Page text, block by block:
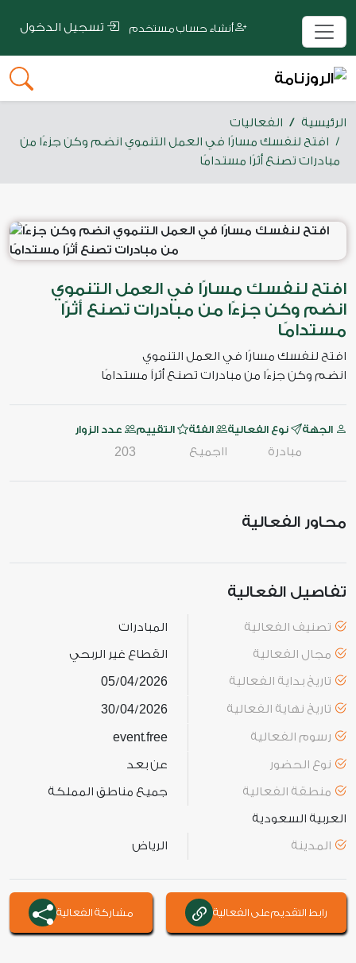
الرئيسية
الفعاليات
‏افتح لنفسك مسارًا في العمل التنموي ‏انضم وكن جزءًا من
مبادرات تصنع أثرًا مستدامًا
‏افتح لنفسك مسارًا في العمل التنموي
‏انضم وكن جزءًا من مبادرات تصنع أثرًا
مستدامًا
‏افتح لنفسك مسارًا في العمل التنموي
‏انضم وكن جزءًا من مبادرات تصنع أثراً مستدامًا
الجهة نوع الفعالية
مبادرة
الفئة
ااجميع
التقييم عدد الزوار
203
محاور الفعالية
تفاصيل الفعالية
تصنيف الفعالية
المبادرات
مجال الفعالية
القطاع غير الربحي
تاريخ بداية الفعالية
05/04/2026
تاريخ نهاية الفعالية 30/04/2026
رسوم الفعالية event.free
نوع الحضور
عن بعد
منطقة الفعالية
جميع مناطق المملكة
العربية السعودية
المدينة
الرياض
رابط التقديم على الفعالية مشاركة الفعالية